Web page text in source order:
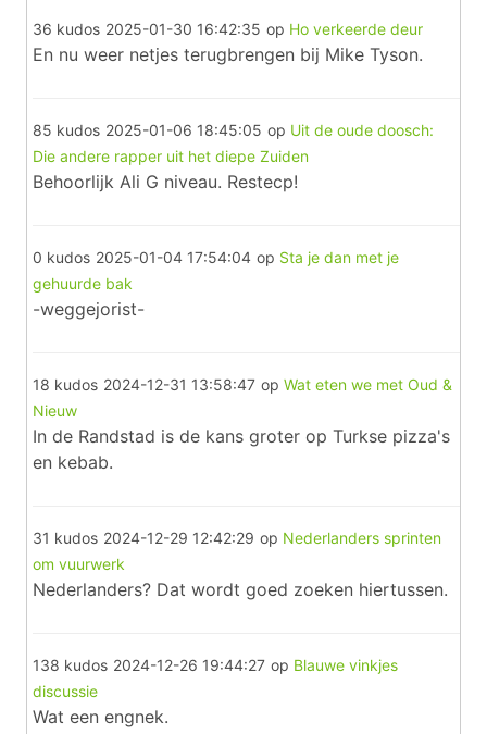
36 kudos 2025-01-30 16:42:35 op Ho verkeerde deur
En nu weer netjes terugbrengen bij Mike Tyson.
85 kudos 2025-01-06 18:45:05 op Uit de oude doosch:
Die andere rapper uit het diepe Zuiden
Behoorlijk Ali G niveau. Restecp!
0 kudos 2025-01-04 17:54:04 op Sta je dan met je
gehuurde bak
-weggejorist-
18 kudos 2024-12-31 13:58:47 op Wat eten we met Oud &
Nieuw
In de Randstad is de kans groter op Turkse pizza's
en kebab.
31 kudos 2024-12-29 12:42:29 op Nederlanders sprinten
om vuurwerk
Nederlanders? Dat wordt goed zoeken hiertussen.
138 kudos 2024-12-26 19:44:27 op Blauwe vinkjes
discussie
Wat een engnek.